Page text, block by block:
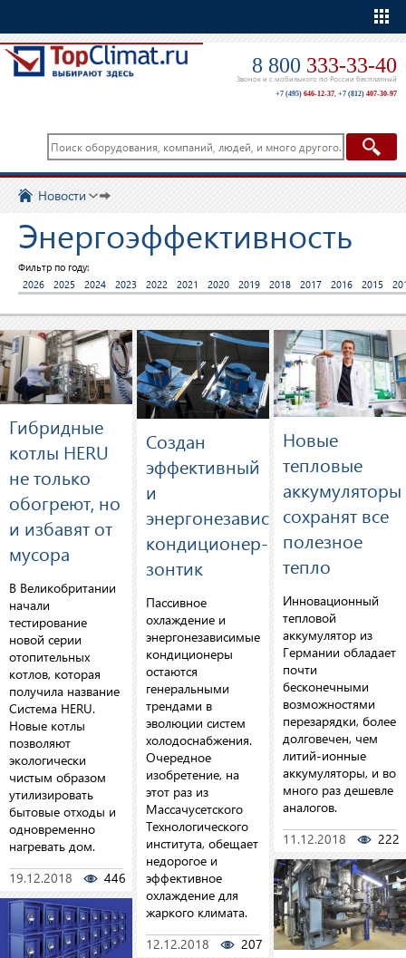
8 800 333-33-40
Звонок и с мобильного по России бесплатный
+7 (495) 646-12-37, +7 (812) 407-30-97
Новости
Энергоэффективность
Фильтр по году:
2026
2025 2024 2023 2022 2021 2020 2019 2018 2017 2016 2015
Гибридные
котлы HERU
не только
обогреют, но
и избавят от
мусора
В Великобритании
начали
тестирование
новой серии
отопительных
котлов, которая
получила название
Система HERU.
Новые котлы
позволяют
экологически
чистым образом
утилизировать
бытовые отходы и
одновременно
нагревать дом.
19.12.2018
446 0
Создан
эффективный
и
энергонезависимый
кондиционер-
зонтик
Пассивное
охлаждение и
энергонезависимые
кондиционеры
остаются
генеральными
трендами в
эволюции систем
холодоснабжения.
Очередное
изобретение, на
этот раз из
Массачусетского
Технологического
института, обещает
недорогое и
эффективное
охлаждение для
жаркого климата.
12.12.2018
207 0
Новые
тепловые
аккумуляторы
сохранят все
полезное
тепло
Инновационный
тепловой
аккумулятор из
Германии обладает
почти
бесконечными
возможностями
перезарядки, более
долговечен, чем
литий-ионные
аккумуляторы, и во
много раз дешевле
аналогов.
11.12.2018
222